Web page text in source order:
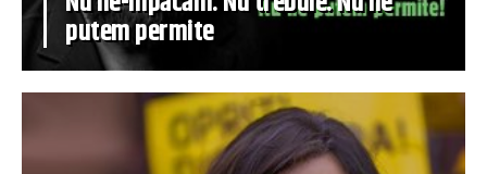
putem permite